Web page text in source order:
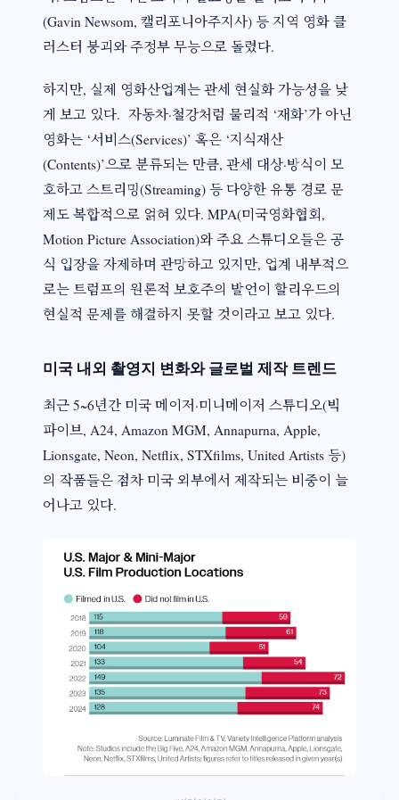
(Gavin Newsom, 캘리포니아주지사) 등 지역 영화 클
러스터 붕괴와 주정부 무능으로 돌렸다.
하지만, 실제 영화산업계는 관세 현실화 가능성을 낮
게 보고 있다. 자동차·철강처럼 물리적 ‘재화’가 아닌
영화는 ‘서비스(Services)’ 혹은 ‘지식재산
(Contents)’으로 분류되는 만큼, 관세 대상·방식이 모
호하고 스트리밍(Streaming) 등 다양한 유통 경로 문
제도 복합적으로 얽혀 있다. MPA(미국영화협회,
Motion Picture Association)와 주요 스튜디오들은 공
식 입장을 자제하며 관망하고 있지만, 업계 내부적으
로는 트럼프의 원론적 보호주의 발언이 할리우드의
현실적 문제를 해결하지 못할 것이라고 보고 있다.
미국 내외 촬영지 변화와 글로벌 제작 트렌드
최근 5~6년간 미국 메이저·미니메이저 스튜디오(빅
파이브, A24, Amazon MGM, Annapurna, Apple,
Lionsgate, Neon, Netflix, STXfilms, United Artists 등)
의 작품들은 점차 미국 외부에서 제작되는 비중이 늘
어나고 있다.